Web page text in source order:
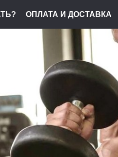
ОПЛАТА И ДОСТАВКА